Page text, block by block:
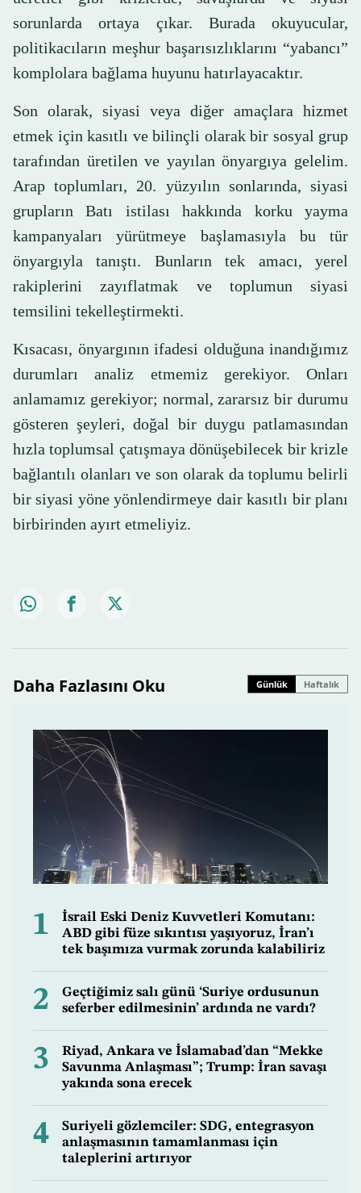
sorunlarda ortaya çıkar. Burada okuyucular,
politikacıların meşhur başarısızlıklarını “yabancı”
komplolara bağlama huyunu hatırlayacaktır.
Son olarak, siyasi veya diğer amaçlara hizmet
etmek için kasıtlı ve bilinçli olarak bir sosyal grup
tarafından üretilen ve yayılan önyargıya gelelim.
Arap toplumları, 20. yüzyılın sonlarında, siyasi
grupların Batı istilası hakkında korku yayma
kampanyaları yürütmeye başlamasıyla bu tür
önyargıyla tanıştı. Bunların tek amacı, yerel
rakiplerini zayıflatmak ve toplumun siyasi
temsilini tekelleştirmekti.
Kısacası, önyargının ifadesi olduğuna inandığımız
durumları analiz etmemiz gerekiyor. Onları
anlamamız gerekiyor; normal, zararsız bir durumu
gösteren şeyleri, doğal bir duygu patlamasından
hızla toplumsal çatışmaya dönüşebilecek bir krizle
bağlantılı olanları ve son olarak da toplumu belirli
bir siyasi yöne yönlendirmeye dair kasıtlı bir planı
birbirinden ayırt etmeliyiz.
Daha Fazlasını Oku Günlük Haftalık
1
İsrail Eski Deniz Kuvvetleri Komutanı:
ABD gibi füze sıkıntısı yaşıyoruz, İran’ı
tek başımıza vurmak zorunda kalabiliriz
2
Geçtiğimiz salı günü ‘Suriye ordusunun
seferber edilmesinin’ ardında ne vardı?
3
Riyad, Ankara ve İslamabad’dan “Mekke
Savunma Anlaşması”; Trump: İran savaşı
yakında sona erecek
4
Suriyeli gözlemciler: SDG, entegrasyon
anlaşmasının tamamlanması için
taleplerini artırıyor